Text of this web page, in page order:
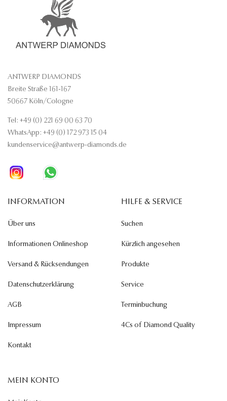
ANTWERP DIAMONDS
Breite Straße 161-167
50667 Köln/Cologne
Tel: +49 (0) 221 69 00 63 70
WhatsApp: +49 (0) 172 973 15 04
kundenservice@antwerp-diamonds.de
INFORMATION
Über uns
Informationen Onlineshop
Versand & Rücksendungen
Datenschutzerklärung
AGB
Impressum
Kontakt
HILFE & SERVICE
Suchen
Kürzlich angesehen
Produkte
Service
Terminbuchung
4Cs of Diamond Quality
MEIN KONTO